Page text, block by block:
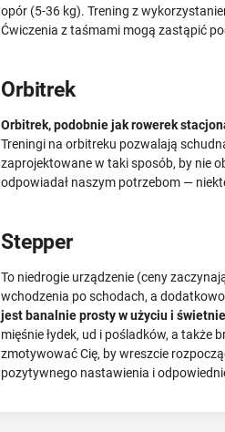
opór (5-36 kg). Trening z
Ćwiczenia z taśmami mogą zastąpić
Orbitrek
Orbitrek, podobnie jak rowerek
Treningi na orbitreku pozwalają
zaprojektowane w taki sposób, by nie
odpowiadał naszym potrzebom —
Stepper
To niedrogie urządzenie (ceny
wchodzenia po schodach, a
jest banalnie prosty w użyciu i
mięśnie łydek, ud i pośladków, a także
zmotywować Cię, by wreszcie
pozytywnego nastawienia i